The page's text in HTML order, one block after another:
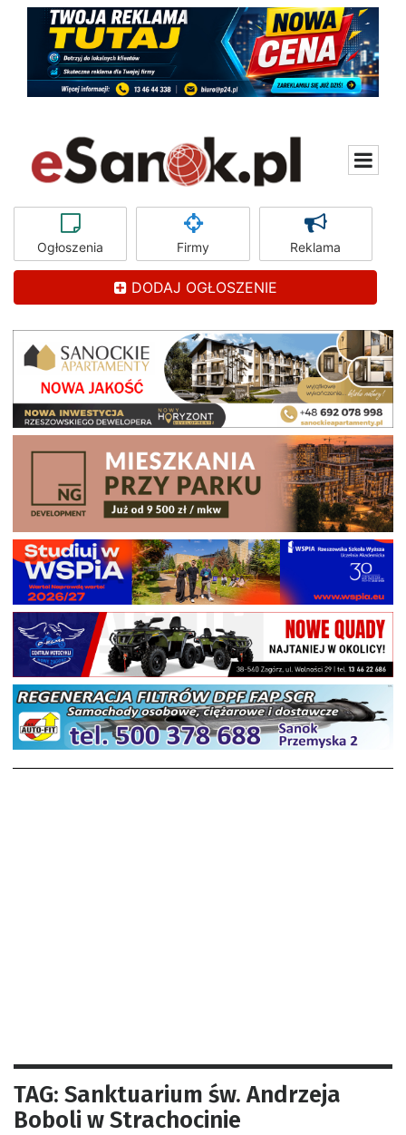
Ogłoszenia Firmy Reklama
DODAJ OGŁOSZENIE
TAG: Sanktuarium św. Andrzeja
Boboli w Strachocinie